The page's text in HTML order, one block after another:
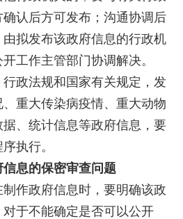
认后方可发布；沟通协调后
拟发布该政府信息的行政机
工作主管部门协调解决。
政法规和国家有关规定，发
重大传染病疫情、重大动物
、统计信息等政府信息，要
执行。
息的保密审查问题
作政府信息时，要明确该政
于不能确定是否可以公开